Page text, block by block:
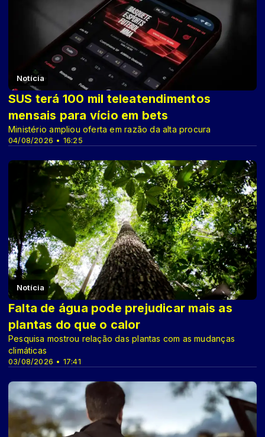
Notícia
04/08/2026 • 16:25
SUS terá 100 mil teleatendimentos
mensais para vício em bets
Ministério ampliou oferta em razão da alta procura
Notícia
03/08/2026 • 17:41
Falta de água pode prejudicar mais as
plantas do que o calor
Pesquisa mostrou relação das plantas com as mudanças
climáticas